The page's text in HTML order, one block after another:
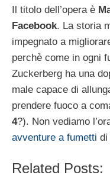
Il titolo dell’opera è
Facebook. La storia
impegnato a
perchè come in ogni
Zuckerberg ha una
male capace di
prendere fuoco a
4?). Non vediamo
avventure a fumetti di
Related Posts: